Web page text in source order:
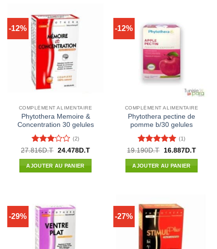
-12%
COMPLÉMENT ALIMENTAIRE
Phytothera Memoire &
Concentration 30 gelules
Note3
sur 5
(2)
27.816D.T Le
initial
était :
24.478D.TLe
AJOUTER AU PANIER
-12%
COMPLÉMENT ALIMENTAIRE
Phytothera pectine de
pomme b/30 gelules
Note5 sur
5
(1)
19.190D.T
Le
initial
était :
16.887D.TLe
AJOUTER AU PANIER
-29% -27%